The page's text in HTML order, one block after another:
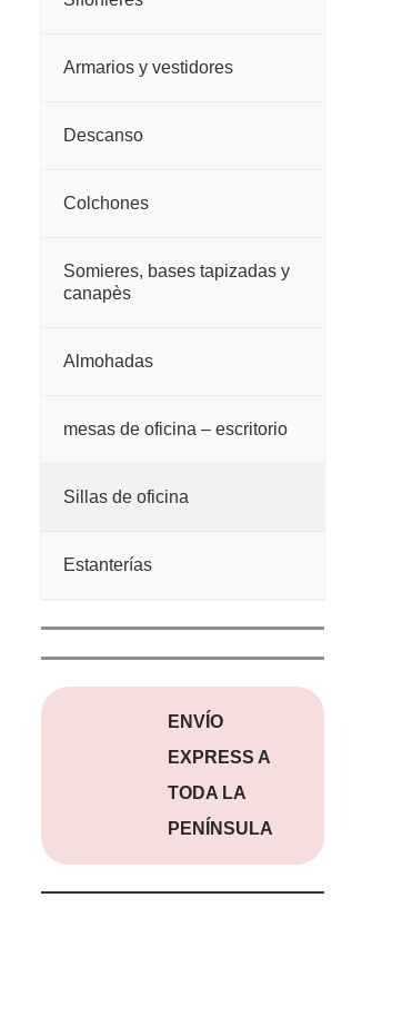
Armarios y vestidores
Descanso
Colchones
Somieres, bases tapizadas y
canapès
Almohadas
mesas de oficina – escritorio
Sillas de oficina
Estanterías
ENVÍO
EXPRESS A
TODA LA
PENÍNSULA